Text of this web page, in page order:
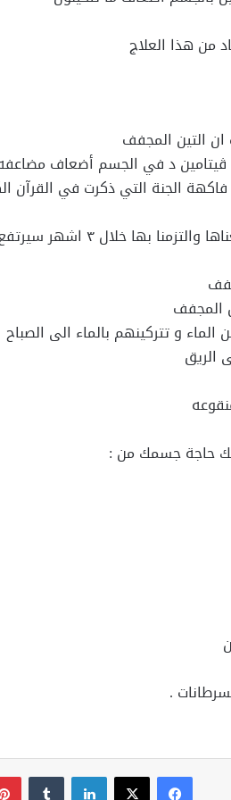
من هذا العلاج
التين المجفف
د في الجسم أضعاف
الجنة التي ذكرت في القرآن الكريم
٣ اشهر سيرتفع معدل الڤيتامين لديك .
المجفف
و تتركينهم بالماء الى الصباح
الريق
حاجة جسمك من :
.
فيسبوك‫X لينكدإن